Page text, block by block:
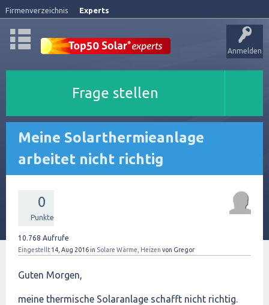
Firmenverzeichnis Experts
Anmelden
Frage stellen
Meine Solarthermieanlage
arbeitet nicht richtig
0
Punkte
10.768 Aufrufe
Eingestellt 14, Aug 2016in Solare Wärme, Heizen von Gregor
Guten Morgen,
meine thermische Solaranlage schafft nicht richtig.